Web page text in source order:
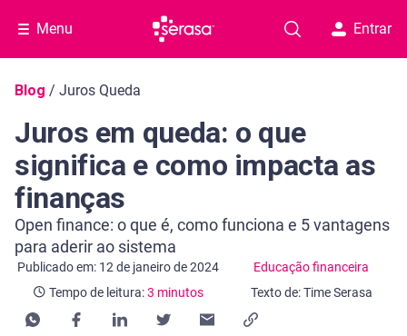
Menu Entrar
Navegação do blog
Blog / Juros Queda
Juros em queda: o que
significa e como impacta as
finanças
Open finance: o que é, como funciona e 5 vantagens
para aderir ao sistema
Publicado em: 12 de janeiro de 2024 Educação financeira
Categoria Educação financeira
Tempo de leitura:3 minutos
Tempo de leitura: 3 minutos
Texto de: Time Serasa